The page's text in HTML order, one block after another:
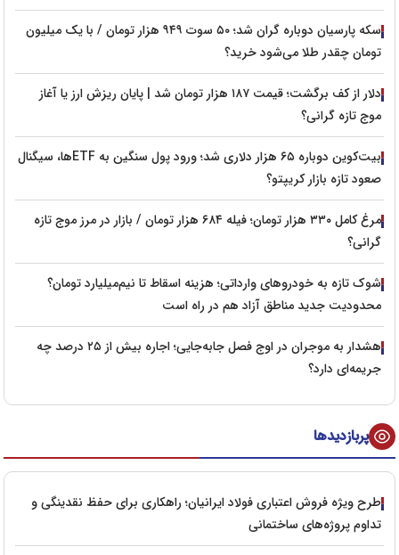
سکه پارسیان دوباره گران شد؛ ۵۰ سوت ۹۴۹ هزار تومان / با یک میلیون
تومان چقدر طلا می‌شود خرید؟
دلار از کف برگشت؛ قیمت ۱۸۷ هزار تومان شد | پایان ریزش ارز یا آغاز
موج تازه گرانی؟
بیت‌کوین دوباره ۶۵ هزار دلاری شد؛ ورود پول سنگین به ETFها، سیگنال
صعود تازه بازار کریپتو؟
مرغ کامل ۳۳۰ هزار تومان؛ فیله ۶۸۴ هزار تومان / بازار در مرز موج تازه
گرانی؟
شوک تازه به خودروهای وارداتی؛ هزینه اسقاط تا نیم‌میلیارد تومان؟
محدودیت جدید مناطق آزاد هم در راه است
هشدار به موجران در اوج فصل جابه‌جایی؛ اجاره بیش از ۲۵ درصد چه
جریمه‌ای دارد؟
پربازدیدها
طرح ویژه فروش اعتباری فولاد ایرانیان؛ راهکاری برای حفظ نقدینگی و
تداوم پروژه‌های ساختمانی